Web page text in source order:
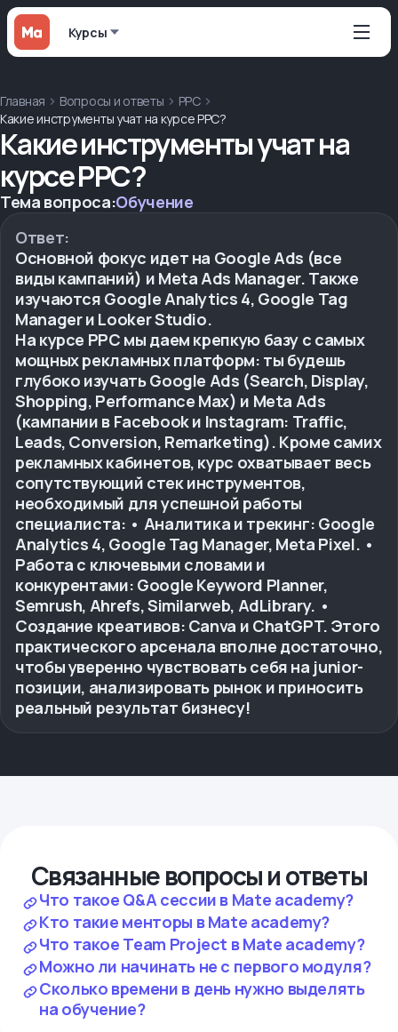
Курсы
Главная Вопросы и ответы
PPC
Какие инструменты учат на курсе PPC?
Какие инструменты учат на
курсе PPC?
Тема вопроса:Обучение
Ответ:
Основной фокус идет на Google Ads (все
виды кампаний) и Meta Ads Manager. Также
изучаются Google Analytics 4, Google Tag
Manager и Looker Studio.
На курсе PPC мы даем крепкую базу с самых
мощных рекламных платформ: ты будешь
глубоко изучать Google Ads (Search, Display,
Shopping, Performance Max) и Meta Ads
(кампании в Facebook и Instagram: Traffic,
Leads, Conversion, Remarketing). Кроме самих
рекламных кабинетов, курс охватывает весь
сопутствующий стек инструментов,
необходимый для успешной работы
специалиста: • Аналитика и трекинг: Google
Analytics 4, Google Tag Manager, Meta Pixel. •
Работа с ключевыми словами и
конкурентами: Google Keyword Planner,
Semrush, Ahrefs, Similarweb, AdLibrary. •
Создание креативов: Canva и ChatGPT. Этого
практического арсенала вполне достаточно,
чтобы уверенно чувствовать себя на junior-
позиции, анализировать рынок и приносить
реальный результат бизнесу!
Связанные вопросы и ответы
Что такое Q&A сессии в Mate academy?
Кто такие менторы в Mate academy?
Что такое Team Project в Mate academy?
Можно ли начинать не с первого модуля?
Сколько времени в день нужно выделять
на обучение?